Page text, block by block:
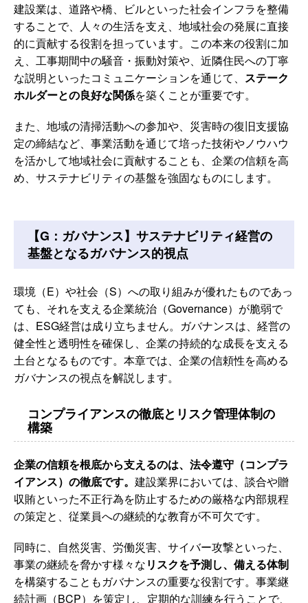
建設業は、道路や橋、ビルといった社会インフラを整備
することで、人々の生活を支え、地域社会の発展に直接
的に貢献する役割を担っています。この本来の役割に加
え、工事期間中の騒音・振動対策や、近隣住民への丁寧
な説明といったコミュニケーションを通じて、 ステーク
ホルダーとの良好な関係を築くことが重要です。
また、地域の清掃活動への参加や、災害時の復旧支援協
定の締結など、事業活動を通じて培った技術やノウハウ
を活かして地域社会に貢献することも、企業の信頼を高
め、サステナビリティの基盤を強固なものにします。
【G：ガバナンス】サステナビリティ経営の
基盤となるガバナンス的視点
環境（E）や社会（S）への取り組みが優れたものであっ
ても、それを支える企業統治（Governance）が脆弱で
は、ESG経営は成り立ちません。ガバナンスは、経営の
健全性と透明性を確保し、企業の持続的な成長を支える
土台となるものです。本章では、企業の信頼性を高める
ガバナンスの視点を解説します。
コンプライアンスの徹底とリスク管理体制の
構築
企業の信頼を根底から支えるのは、法令遵守（コンプラ
イアンス）の徹底です。 建設業界においては、談合や贈
収賄といった不正行為を防止するための厳格な内部規程
の策定と、従業員への継続的な教育が不可欠です。
同時に、自然災害、労働災害、サイバー攻撃といった、
事業の継続を脅かす様々なリスクを予測し、備える体制
を構築することもガバナンスの重要な役割です。事業継
続計画（BCP）を策定し、定期的な訓練を行うことで、